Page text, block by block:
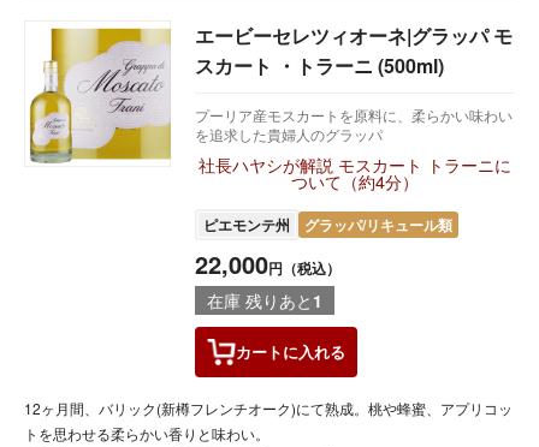
エービーセレツィオーネ|グラッパ モ
スカート ・トラーニ (500ml)
プーリア産モスカートを原料に、柔らかい味わい
を追求した貴婦人のグラッパ
社長ハヤシが解説 モスカート トラーニに
ついて（約4分）
ピエモンテ州 グラッパ/リキュール類
22,000円（税込）
在庫 残りあと 1
カートに入れる
12ヶ月間、バリック(新樽フレンチオーク)にて熟成。桃や蜂蜜、アプリコッ
トを思わせる柔らかい香りと味わい。